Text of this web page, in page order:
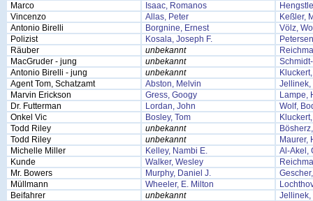
Marco
Isaac, Romanos
Vincenzo
Allas, Peter
Keßler,
Antonio Birelli
Borgnine, Ernest
Völz,
Polizist
Kosala, Joseph F.
Räuber
unbekannt
MacGruder - jung
unbekannt
Antonio Birelli - jung
unbekannt
Agent Tom, Schatzamt
Abston, Melvin
Jellinek,
Marvin Erickson
Gress, Googy
Lampe,
Dr. Futterman
Lordan, John
Wolf,
Onkel Vic
Bosley, Tom
Todd Riley
unbekannt
Todd Riley
unbekannt
Maurer,
Michelle Miller
Kelley, Nambi E.
Al-Akel,
Kunde
Walker, Wesley
Mr. Bowers
Murphy, Daniel J.
Müllmann
Wheeler, E. Milton
Beifahrer
unbekannt
Jellinek,